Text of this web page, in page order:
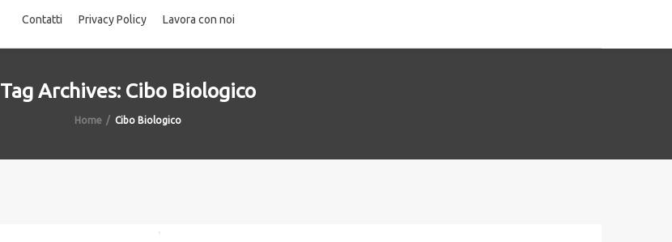
Contatti Privacy Policy Lavora con noi
Tag Archives: Cibo Biologico
Home Cibo Biologico